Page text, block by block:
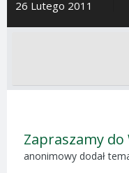
26 Lutego 2011
Zapraszamy do
anonimowy dodał